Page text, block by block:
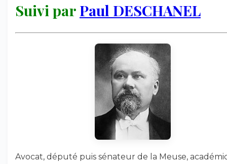
Suivi par Paul DESCHANEL
Avocat, député puis sénateur de la Meuse,